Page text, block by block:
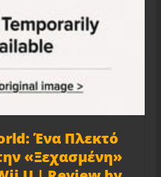
Ένα Πλεκτό
«Ξεχασμένη»